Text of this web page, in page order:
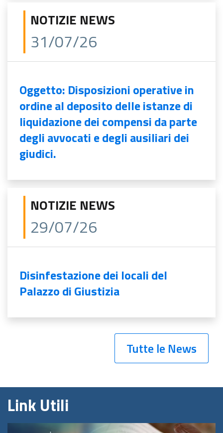
NOTIZIE NEWS
31/07/26
Oggetto: Disposizioni operative in
ordine al deposito delle istanze di
liquidazione dei compensi da parte
degli avvocati e degli ausiliari dei
giudici.
NOTIZIE NEWS
29/07/26
Disinfestazione dei locali del
Palazzo di Giustizia
Tutte le News
Link Utili